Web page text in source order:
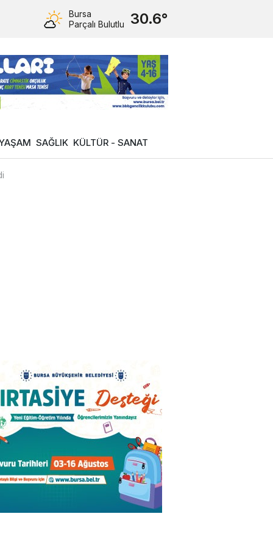
Bursa
Parçalı Bulutlu
30.6°
SAĞLIK KÜLTÜR - SANAT